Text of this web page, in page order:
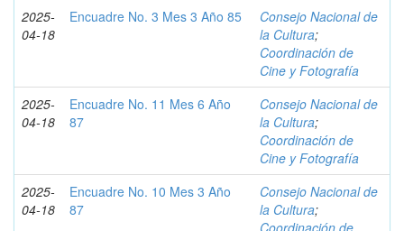
2025-
04-18
Encuadre No. 3 Mes 3 Año 85
Consejo Nacional de
la Cultura;
Coordinación de
Cine y Fotografía
2025-
04-18
Encuadre No. 11 Mes 6 Año
87
Consejo Nacional de
la Cultura;
Coordinación de
Cine y Fotografía
2025-
04-18
Encuadre No. 10 Mes 3 Año
87
Consejo Nacional de
la Cultura;
Coordinación de